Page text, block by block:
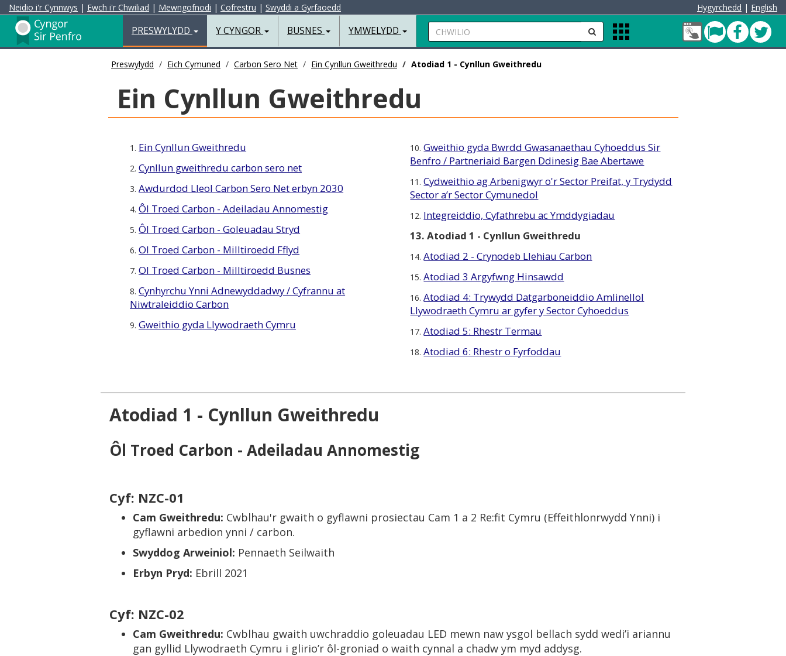
Neidio i'r Cynnwys | Ewch i'r Chwiliad | Mewngofnodi | Cofrestru | Swyddi a Gyrfaoedd Hygyrchedd | English
Preswylydd
PRESWYLYDD Y CYNGOR BUSNES YMWELYDD Chwilio anfon
Apps
Menu
Fy
NghyfrifPont
Cleddau
Preswylydd Eich Cymuned Carbon Sero Net Ein Cynllun Gweithredu Atodiad 1 - Cynllun Gweithredu
Ein Cynllun Gweithredu
1. Ein Cynllun Gweithredu
2.Cynllun gweithredu carbon sero net
3.Awdurdod Lleol Carbon Sero Net erbyn 2030
4.Ôl Troed Carbon - Adeiladau Annomestig
5.Ôl Troed Carbon - Goleuadau Stryd
6.Ol Troed Carbon - Milltiroedd Fflyd
7.Ol Troed Carbon - Milltiroedd Busnes
8.Cynhyrchu Ynni Adnewyddadwy / Cyfrannu at
Niwtraleiddio Carbon
9.Gweithio gyda Llywodraeth Cymru
10.Gweithio gyda Bwrdd Gwasanaethau Cyhoeddus Sir
Benfro / Partneriaid Bargen Ddinesig Bae Abertawe
11.Cydweithio ag Arbenigwyr o'r Sector Preifat, y Trydydd
Sector a’r Sector Cymunedol
12. Integreiddio, Cyfathrebu ac Ymddygiadau
13. Atodiad 1 - Cynllun Gweithredu
14.Atodiad 2 - Crynodeb Llehiau Carbon
15.Atodiad 3 Argyfwng Hinsawdd
16.Atodiad 4: Trywydd Datgarboneiddio Amlinellol
Llywodraeth Cymru ar gyfer y Sector Cyhoeddus
17.Atodiad 5: Rhestr Termau
18.Atodiad 6: Rhestr o Fyrfoddau
Atodiad 1 - Cynllun Gweithredu
Ôl Troed Carbon - Adeiladau Annomestig
Cyf: NZC-01
Cam Gweithredu: Cwblhau'r gwaith o gyflawni prosiectau Cam 1 a 2 Re:fit Cymru (Effeithlonrwydd Ynni) i
gyflawni arbedion ynni / carbon.
Swyddog Arweiniol: Pennaeth Seilwaith
Erbyn Pryd: Ebrill 2021
Cyf: NZC-02
Cam Gweithredu: Cwblhau gwaith uwchraddio goleuadau LED mewn naw ysgol bellach sydd wedi’i ariannu
gan gyllid Llywodraeth Cymru i glirio’r ôl-groniad o waith cynnal a chadw ym myd addysg.